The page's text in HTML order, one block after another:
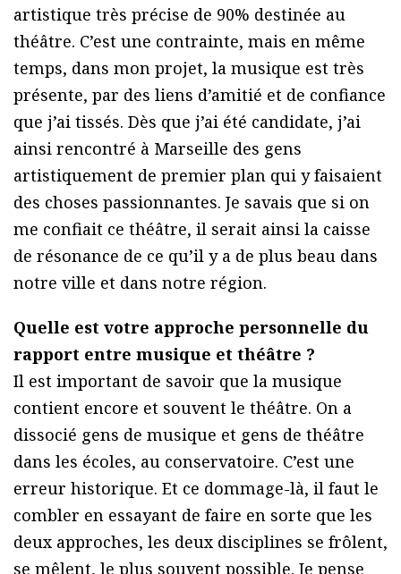
artistique très précise de 90% destinée au
théâtre. C’est une contrainte, mais en même
temps, dans mon projet, la musique est très
présente, par des liens d’amitié et de confiance
que j’ai tissés. Dès que j’ai été candidate, j’ai
ainsi rencontré à Marseille des gens
artistiquement de premier plan qui y faisaient
des choses passionnantes. Je savais que si on
me confiait ce théâtre, il serait ainsi la caisse
de résonance de ce qu’il y a de plus beau dans
notre ville et dans notre région.
Quelle est votre approche personnelle du
rapport entre musique et théâtre ?
Il est important de savoir que la musique
contient encore et souvent le théâtre. On a
dissocié gens de musique et gens de théâtre
dans les écoles, au conservatoire. C’est une
erreur historique. Et ce dommage-là, il faut le
combler en essayant de faire en sorte que les
deux approches, les deux disciplines se frôlent,
se mêlent, le plus souvent possible. Je pense